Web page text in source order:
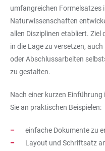
umfangreichen Formelsatzes
Naturwissenschaften
allen Disziplinen etabliert. Ziel
in die Lage zu versetzen,
oder Abschlussarbeiten
zu gestalten.
Nach einer kurzen Einführung
Sie an praktischen Beispielen:
einfache Dokumente zu
Layout und Schriftsatz